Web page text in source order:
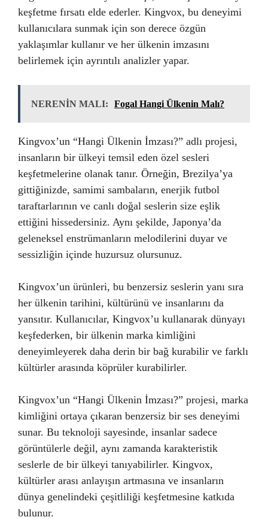
keşfetme fırsatı elde ederler. Kingvox, bu deneyimi
kullanıcılara sunmak için son derece özgün
yaklaşımlar kullanır ve her ülkenin imzasını
belirlemek için ayrıntılı analizler yapar.
NERENİN MALI: Fogal Hangi Ülkenin Malı?
Kingvox’un “Hangi Ülkenin İmzası?” adlı projesi,
insanların bir ülkeyi temsil eden özel sesleri
keşfetmelerine olanak tanır. Örneğin, Brezilya’ya
gittiğinizde, samimi sambaların, enerjik futbol
taraftarlarının ve canlı doğal seslerin size eşlik
ettiğini hissedersiniz. Aynı şekilde, Japonya’da
geleneksel enstrümanların melodilerini duyar ve
sessizliğin içinde huzursuz olursunuz.
Kingvox’un ürünleri, bu benzersiz seslerin yanı sıra
her ülkenin tarihini, kültürünü ve insanlarını da
yansıtır. Kullanıcılar, Kingvox’u kullanarak dünyayı
keşfederken, bir ülkenin marka kimliğini
deneyimleyerek daha derin bir bağ kurabilir ve farklı
kültürler arasında köprüler kurabilirler.
Kingvox’un “Hangi Ülkenin İmzası?” projesi, marka
kimliğini ortaya çıkaran benzersiz bir ses deneyimi
sunar. Bu teknoloji sayesinde, insanlar sadece
görüntülerle değil, aynı zamanda karakteristik
seslerle de bir ülkeyi tanıyabilirler. Kingvox,
kültürler arası anlayışın artmasına ve insanların
dünya genelindeki çeşitliliği keşfetmesine katkıda
bulunur.